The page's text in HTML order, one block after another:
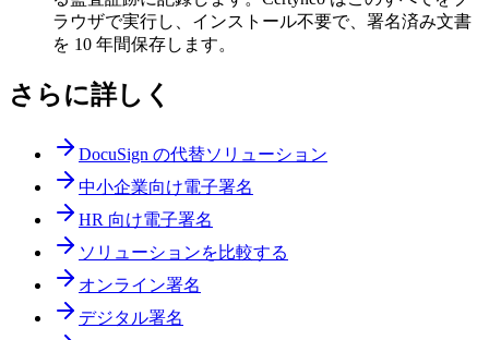
ラウザで実行し、インストール不要で、署名済み文書
を 10 年間保存します。
さらに詳しく
DocuSign の代替ソリューション
中小企業向け電子署名
HR 向け電子署名
ソリューションを比較する
オンライン署名
デジタル署名